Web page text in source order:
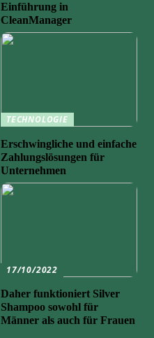
Einführung in
CleanManager
TECHNOLOGIE
Erschwingliche und einfache
Zahlungslösungen für
Unternehmen
17/10/2022
Daher funktioniert Silver
Shampoo sowohl für
Männer als auch für Frauen